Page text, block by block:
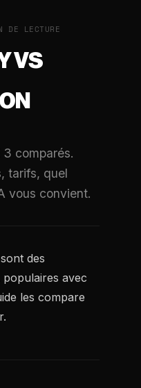
DE LECTURE
VS
comparés.
tarifs, quel
vous convient.
des
populaires avec
les compare